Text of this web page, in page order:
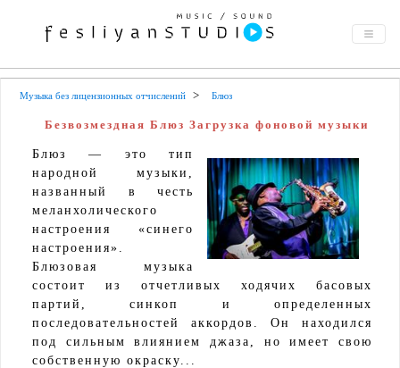
Музыка без лицензионных отчислений Блюз
Безвозмездная Блюз Загрузка фоновой музыки
Блюз — это тип
народной музыки,
названный в честь
меланхолического
настроения «синего
настроения».
Блюзовая музыка
состоит из отчетливых ходячих басовых
партий, синкоп и определенных
последовательностей аккордов. Он находился
под сильным влиянием джаза, но имеет свою
собственную окраску...